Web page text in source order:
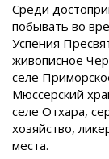
Среди
побывать во
Успения
живописное
селе
Мюссерский
селе Отхара,
хозяйство,
места.